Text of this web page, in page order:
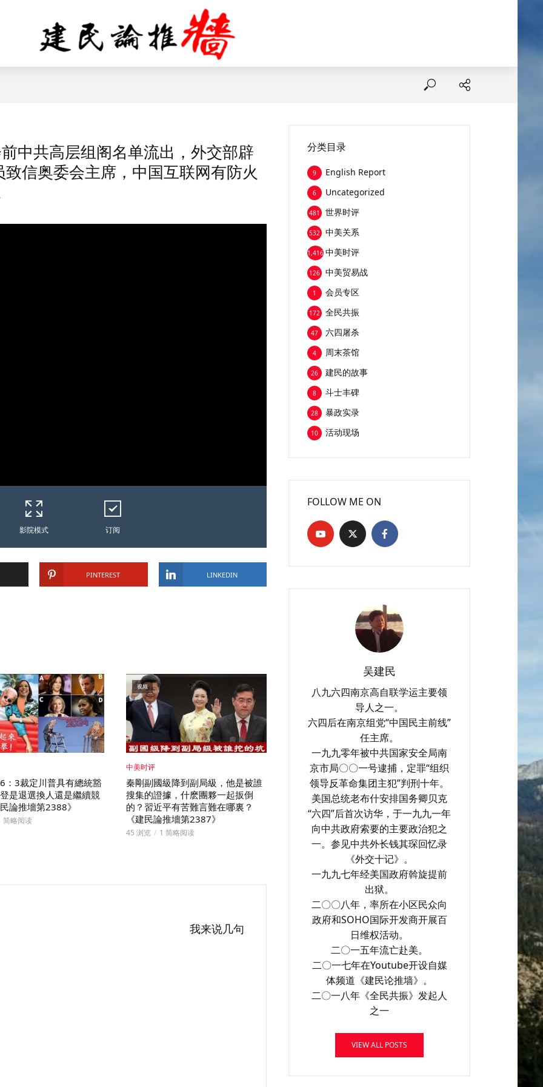
中共高层组阁名单流出，外交部辟
信奥委会主席，中国互联网有防火
影院模式 订阅
PINTEREST LINKEDIN
：3裁定川普具有總統豁
是退選換人還是繼續競
論推墻第2388》
简略阅读
视频
中美时评
秦剛副國級降到副局級，他是被誰
搜集的證據，什麽團夥一起扳倒
的？習近平有苦難言難在哪裏？
《建民論推墻第2387》
45 浏览 1 简略阅读
我来说几句
分类目录
English Report
9
Uncategorized
6
世界时评
481
中美关系
532
中美时评
1,416
中美贸易战
126
会员专区
1
全民共振
172
六四屠杀
47
周末茶馆
4
建民的故事
26
斗士丰碑
8
暴政实录
28
活动现场
10
FOLLOW ME ON
吴建民
八九六四南京高自联学运主要领
导人之一。
六四后在南京组党“中国民主前线”
任主席。
一九九零年被中共国家安全局南
京市局〇〇一号逮捕，定罪“组织
领导反革命集团主犯”判刑十年。
美国总统老布什安排国务卿贝克
“六四”后首次访华，于一九九一年
向中共政府索要的主要政治犯之
一。参见中共外长钱其琛回忆录
《外交十记》。
一九九七年经美国政府斡旋提前
出狱。
二〇〇八年，率所在小区民众向
政府和SOHO国际开发商开展百
日维权活动。
二〇一五年流亡赴美。
二〇一七年在Youtube开设自媒
体频道《建民论推墙》。
二〇一八年《全民共振》发起人
之一
VIEW ALL POSTS